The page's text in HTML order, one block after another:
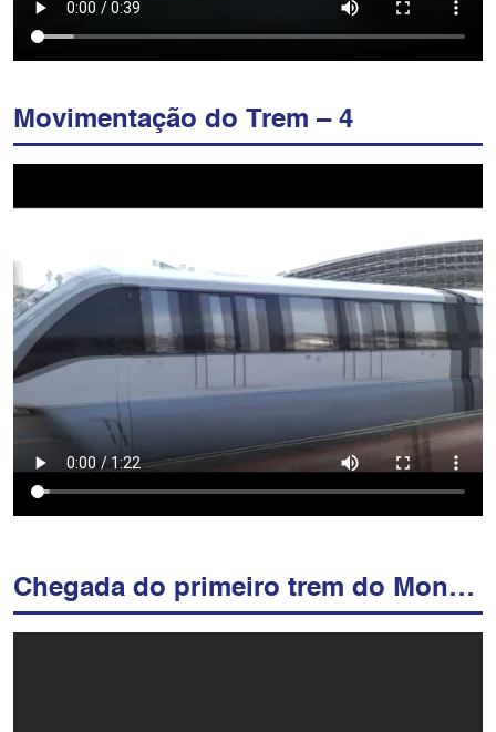
Movimentação do Trem – 4
Chegada do primeiro trem do Monotrilho